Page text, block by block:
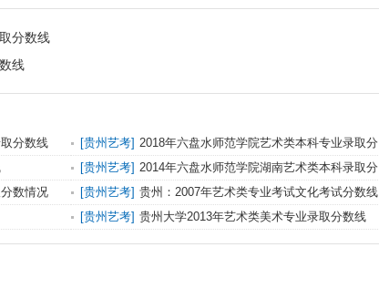
分数线
线
分数线 [贵州艺考] 2018年六盘水师范学院艺术类本科专业录取分
数线
[贵州艺考] 2014年六盘水师范学院湖南艺术类本科录取分
数线
数情况 [贵州艺考] 贵州：2007年艺术类专业考试文化考试分数线
[贵州艺考] 贵州大学2013年艺术类美术专业录取分数线